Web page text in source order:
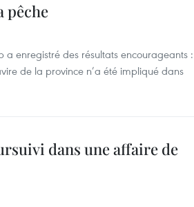
pêche
enregistré des résultats encourageants :
de la province n’a été impliqué dans
dans une affaire de